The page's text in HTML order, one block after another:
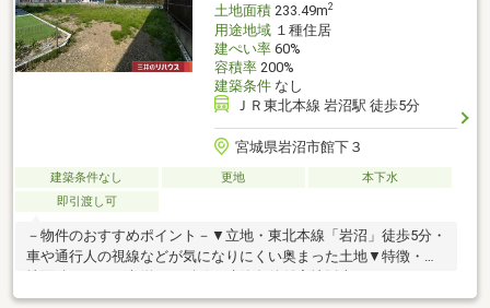
土地面積233.49m2
用途地域１種住居
建ぺい率60%
容積率200%
建築条件なし
ＪＲ東北本線 岩沼駅 徒歩5分
宮城県岩沼市館下３
建築条件なし 更地
本下水
即引渡し可
－物件のおすすめポイント－▼立地・東北本線「岩沼」徒歩5分・
車や通行人の視線などが気になりにくい奥まった土地▼特徴・土
地面積233.49平米(約70.63坪)・建築条件付宅地販売ではありませ
ん・お好きなハウスメーカー等で建築可能・現況更地につき、設